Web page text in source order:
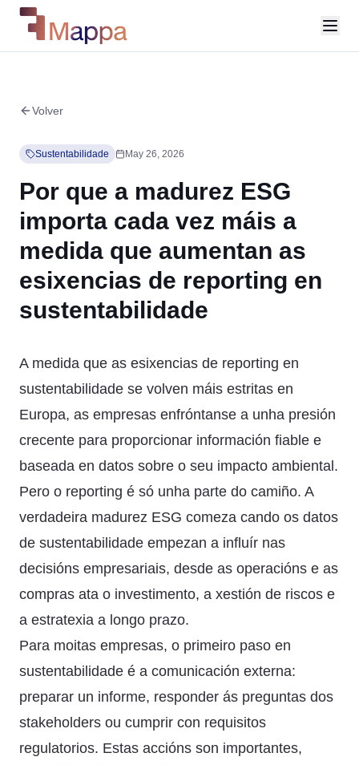
Volver
Sustentabilidade May 26, 2026
Por que a madurez ESG
importa cada vez máis a
medida que aumentan as
esixencias de reporting en
sustentabilidade
A medida que as esixencias de reporting en
sustentabilidade se volven máis estritas en
Europa, as empresas enfróntanse a unha presión
crecente para proporcionar información fiable e
baseada en datos sobre o seu impacto ambiental.
Pero o reporting é só unha parte do camiño. A
verdadeira madurez ESG comeza cando os datos
de sustentabilidade empezan a influír nas
decisións empresariais, desde as operacións e as
compras ata o investimento, a xestión de riscos e
a estratexia a longo prazo.
Para moitas empresas, o primeiro paso en
sustentabilidade é a comunicación externa:
preparar un informe, responder ás preguntas dos
stakeholders ou cumprir con requisitos
regulatorios. Estas accións son importantes,